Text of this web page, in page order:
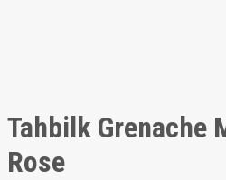
Tahbilk Grenache
Rose